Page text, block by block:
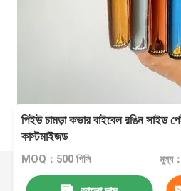
পিইউ চামড়া কভার বাইবেল রঙিন সাইড
কাস্টমাইজড
MOQ：500 পিসি মূল্য